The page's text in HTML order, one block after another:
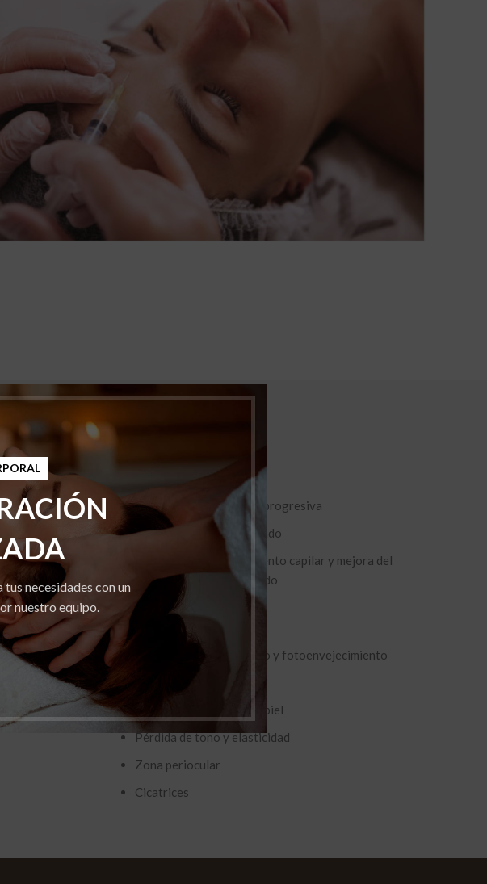
necesidades con un
nuestro equipo.
general de
la estructura
envejecimiento
de unirse
ofrecen las
los tejidos.
o cánula, en
bioestimulación general
redensificación dérmica progresiva
rejuvenecimiento avanzado
estimulación del crecimiento capilar y mejora del
estado del cuero cabelludo
Indicaciones:
Signos de envejecimiento y fotoenvejecimiento
Pérdida de firmeza en la piel
Pérdida de tono y elasticidad
Zona periocular
Cicatrices